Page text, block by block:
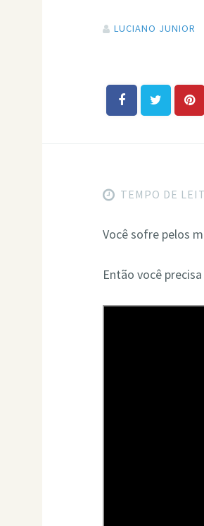
LUCIANO JUNIOR
TEMPO DE
Você sofre pelos
Então você